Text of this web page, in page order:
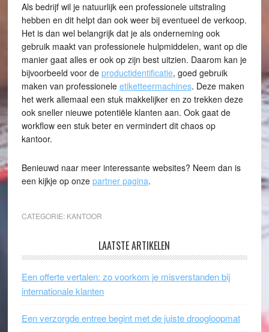
Als bedrijf wil je natuurlijk een professionele uitstraling
hebben en dit helpt dan ook weer bij eventueel de verkoop.
Het is dan wel belangrijk dat je als onderneming ook
gebruik maakt van professionele hulpmiddelen, want op die
manier gaat alles er ook op zijn best uitzien. Daarom kan je
bijvoorbeeld voor de productidentificatie, goed gebruik
maken van professionele etiketteermachines. Deze maken
het werk allemaal een stuk makkelijker en zo trekken deze
ook sneller nieuwe potentiële klanten aan. Ook gaat de
workflow een stuk beter en vermindert dit chaos op
kantoor.
Benieuwd naar meer interessante websites? Neem dan is
een kijkje op onze partner pagina.
CATEGORIE: KANTOOR
LAATSTE ARTIKELEN
Een offerte vertalen: zo voorkom je misverstanden bij
internationale klanten
Een verzorgde entree begint met de juiste droogloopmat